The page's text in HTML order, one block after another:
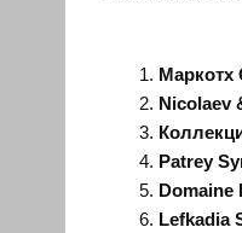
Маркотх
Nicolaev
Patrey
Domaine
Lefkadia